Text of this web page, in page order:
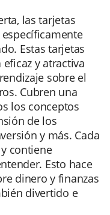
las tarjetas
Estas tarjetas
y atractiva
sobre el
Cubren una
los conceptos
de los
y más. Cada
contiene
Esto hace
dinero y finanzas
divertido e